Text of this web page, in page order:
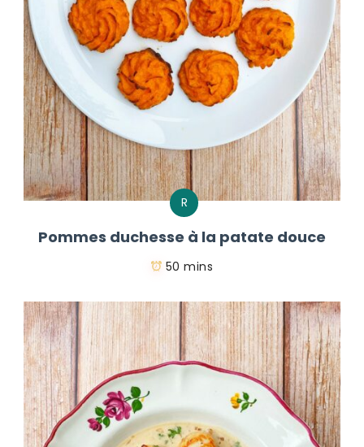
R
Pommes duchesse à la patate douce
50 mins